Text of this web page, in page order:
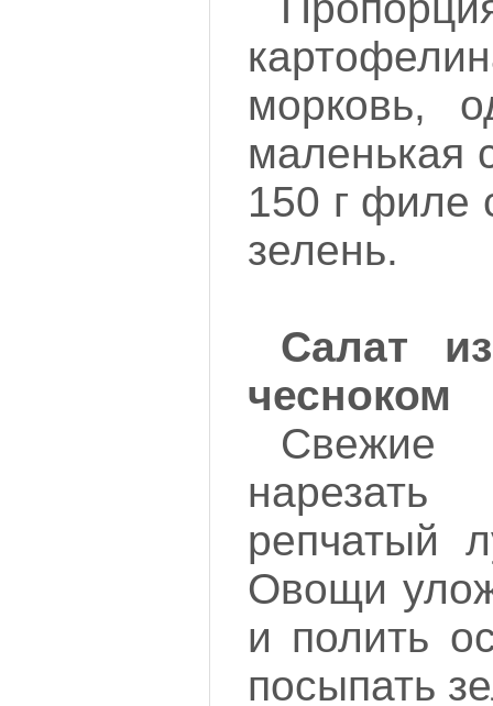
морковь,
маленькая
150 г филе
зелень.
Салат
чесноком
репчатый
Овощи
и полить
посыпать